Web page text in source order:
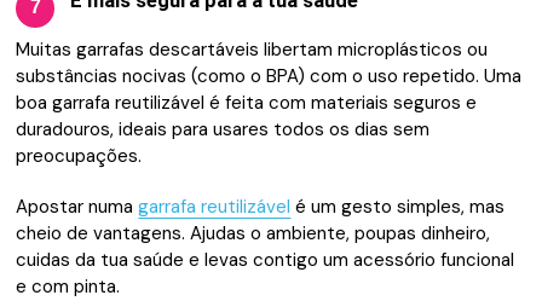
7
Muitas garrafas descartáveis libertam microplásticos ou
substâncias nocivas (como o BPA) com o uso repetido. Uma
boa garrafa reutilizável é feita com materiais seguros e
duradouros, ideais para usares todos os dias sem
preocupações.
Apostar numagarrafa reutilizável é um gesto simples, mas
cheio de vantagens. Ajudas o ambiente, poupas dinheiro,
cuidas da tua saúde e levas contigo um acessório funcional
e com pinta.